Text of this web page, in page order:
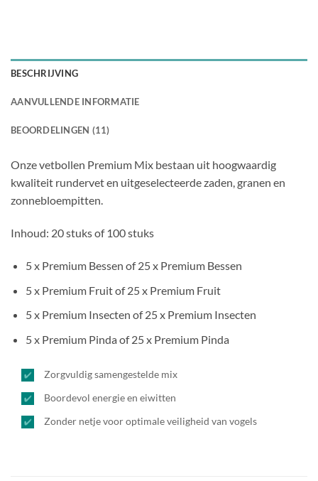
BESCHRIJVING
AANVULLENDE INFORMATIE
BEOORDELINGEN (11)
Onze vetbollen Premium Mix bestaan uit hoogwaardig
kwaliteit rundervet en uitgeselecteerde zaden, granen en
zonnebloempitten.
Inhoud: 20 stuks of 100 stuks
5 x Premium Bessen of 25 x Premium Bessen
5 x Premium Fruit of 25 x Premium Fruit
5 x Premium Insecten of 25 x Premium Insecten
5 x Premium Pinda of 25 x Premium Pinda
Zorgvuldig samengestelde mix
Boordevol energie en eiwitten
Zonder netje voor optimale veiligheid van vogels